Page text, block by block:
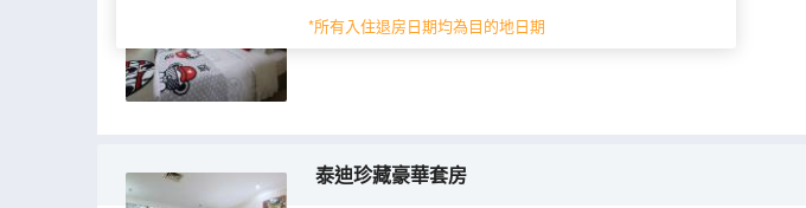
*所有入住退房日期均為目的地日期
45㎡ 5層 空調
泰迪珍藏豪華套房